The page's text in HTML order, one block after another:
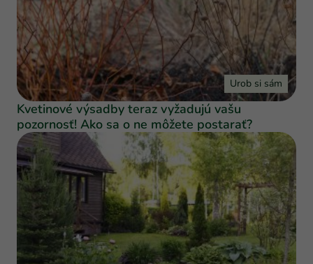
Urob si sám
Kvetinové výsadby teraz vyžadujú vašu
pozornosť! Ako sa o ne môžete postarať?